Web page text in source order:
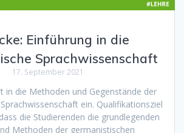
Einführung in die
Sprachwissenschaft
17. September 2021
in die Methoden und Gegenstände der
ein. Qualifikationsziel
die Studierenden die grundlegenden
Methoden der germanistischen